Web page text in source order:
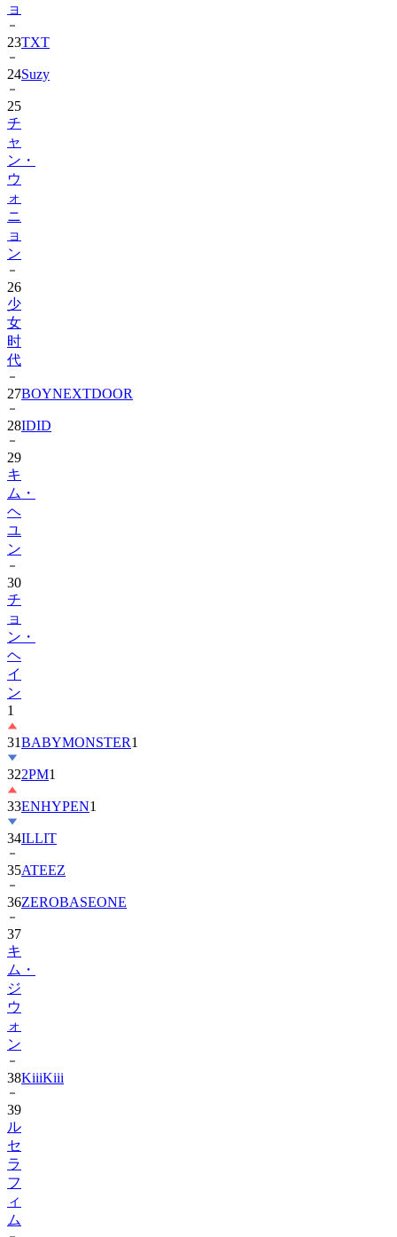
23
24Suzy
25
チ
ャ
ン・
ウ
ォ
ニ
ョ
ン
26
少
女
时
代
27
28IDID
29
キ
ム・
ヘ
ユ
ン
30
チ
ョ
ン・
ヘ
イ
ン
1
31
322PM1
33ENHYPEN
34ILLIT
35ATEEZ
36ZEROBASEONE
37
キ
ム・
ジ
ウ
ォ
ン
38
39
ル
セ
ラ
フ
ィ
ム
40